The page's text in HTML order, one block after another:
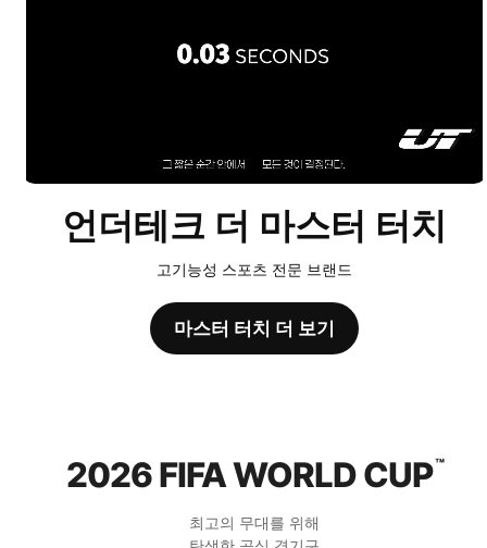
언더테크 더 마스터 터치
고기능성 스포츠 전문 브랜드
마스터 터치 더 보기
2026 FIFA WORLD CUP™
최고의 무대를 위해